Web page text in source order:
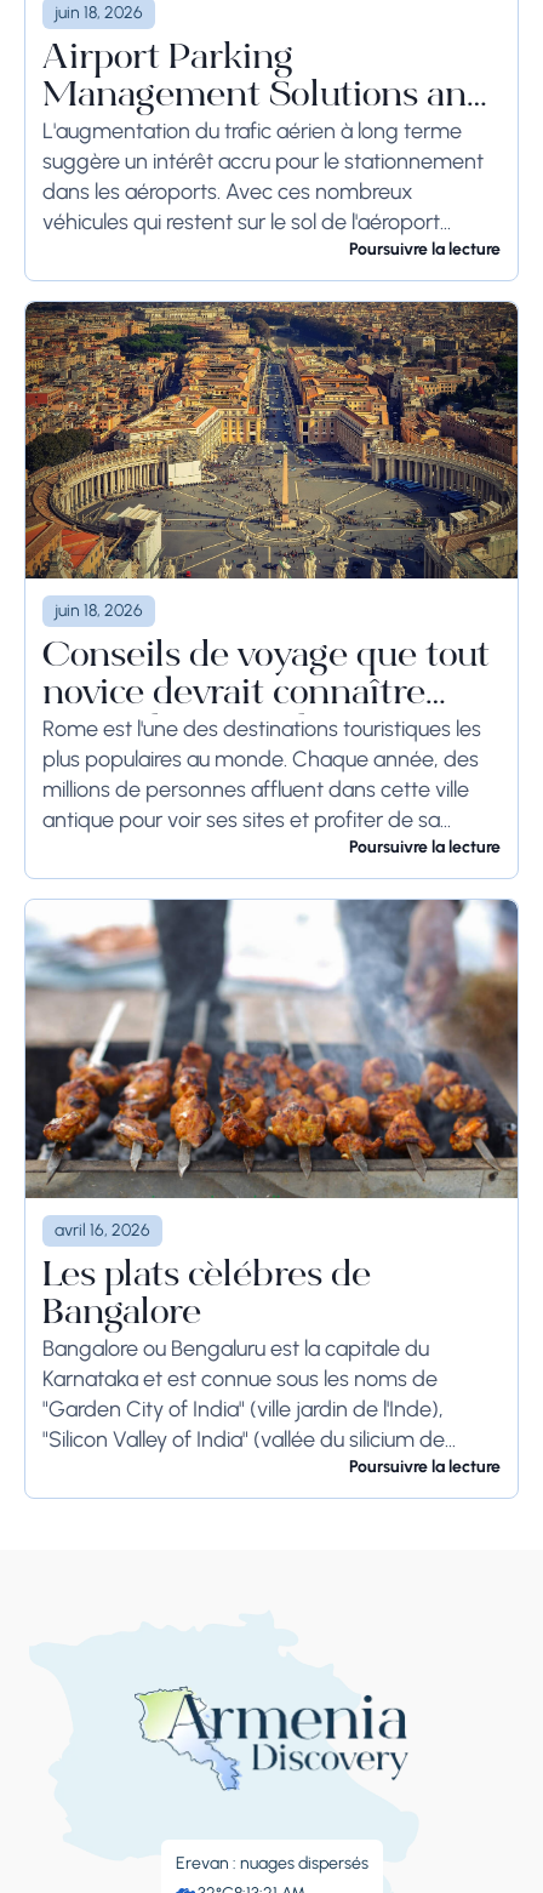
juin 18, 2026
Airport Parking
Management Solutions and
Systems
L'augmentation du trafic aérien à long terme
suggère un intérêt accru pour le stationnement
dans les aéroports. Avec ces nombreux
véhicules qui restent sur le sol de l'aéroport
pendant une longue période, voire des
semaines, les...
Poursuivre la lecture
juin 18, 2026
Conseils de voyage que tout
novice devrait connaître
avant de se rendre à Rome
Rome est l'une des destinations touristiques les
plus populaires au monde. Chaque année, des
millions de personnes affluent dans cette ville
antique pour voir ses sites et profiter de sa
culture. Si vous prévoyez de visiter...Poursuivre la lecture
avril 16, 2026
Les plats célèbres de
Bangalore
Bangalore ou Bengaluru est la capitale du
Karnataka et est connue sous les noms de
"Garden City of India" (ville jardin de l'Inde),
"Silicon Valley of India" (vallée du silicium de
Poursuivre la lecture
Erevan : nuages ​​dispersés